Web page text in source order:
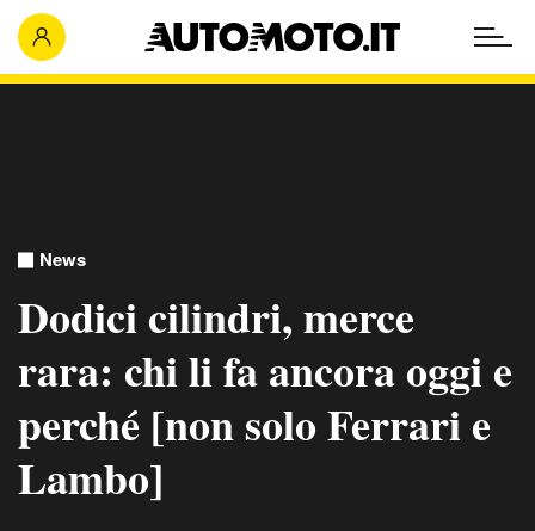
News
Dodici cilindri, merce
rara: chi li fa ancora oggi e
perché [non solo Ferrari e
Lambo]